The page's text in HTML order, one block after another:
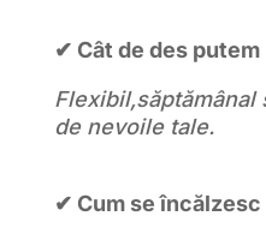
✔ Cât de des
de nevoile tale.
✔ Cum se încălzesc